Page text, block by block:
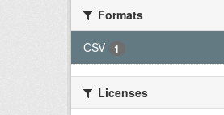
Formats
CSV
1
Licenses